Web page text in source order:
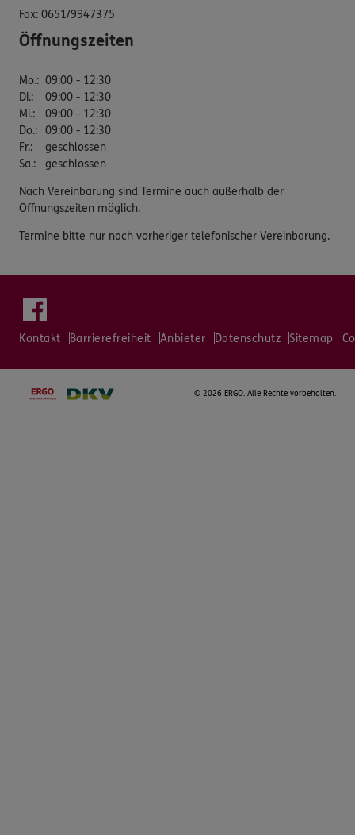
Fax: 0651/9947375
Öffnungszeiten
Mo.: 09:00 - 12:30
Di.:
09:00 - 12:30
Mi.:
09:00 - 12:30
Do.: 09:00 - 12:30
Fr.:
geschlossen
Sa.: geschlossen
Nach Vereinbarung sind Termine auch außerhalb der
Öffnungszeiten möglich.
Termine bitte nur nach vorheriger telefonischer Vereinbarung.
Kontakt Barrierefreiheit Anbieter Datenschutz Sitemap
© 2026 ERGO. Alle Rechte vorbehalten.